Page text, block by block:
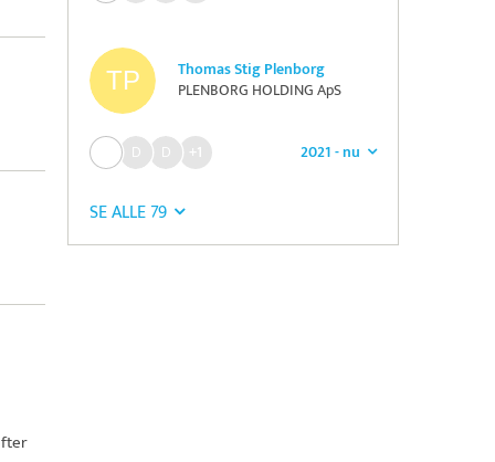
Thomas Stig Plenborg
PLENBORG HOLDING ApS
2021 - nu
+1
SE ALLE 79